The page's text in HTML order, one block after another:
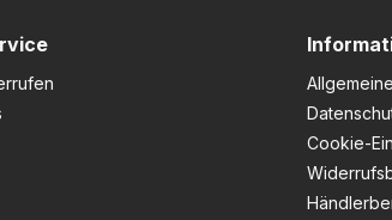
Cookie-